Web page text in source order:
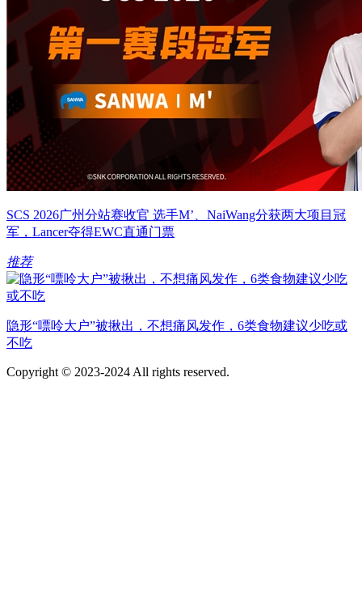
SCS 2026广州分站赛收官 选手M’、NaiWang分获两大项目冠
军，Lancer夺得EWC直通门票
推荐
隐形“嘌呤大户”被揪出，不想痛风发作，6类食物建议少吃或
不吃
Copyright © 2023-2024 All rights reserved.